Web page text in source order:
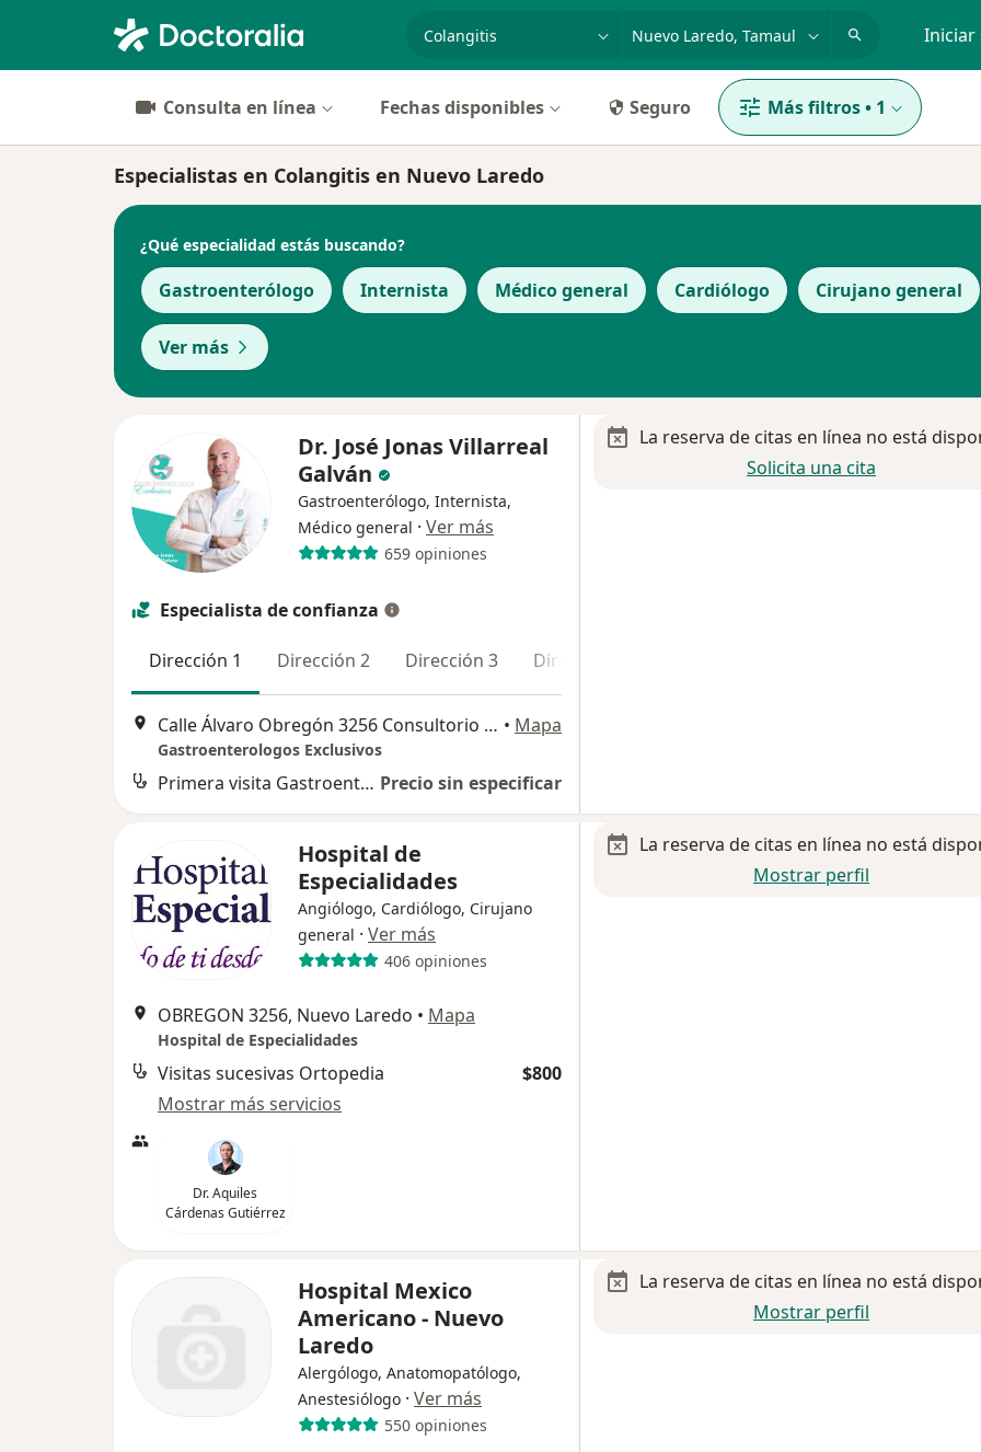
Iniciar
Consulta en línea Fechas disponibles Seguro Más filtros• 1
Especialistas en Colangitis en Nuevo Laredo
¿Qué especialidad estás buscando?
Gastroenterólogo Internista Médico general Cardiólogo Cirujano general
Ver más
Dr. José Jonas Villarreal
Galván
Gastroenterólogo, Internista,
Médico general · Ver más
659 opiniones
Especialista de confianza
Dirección 1 Dirección 2 Dirección 3 Dirección 4
Calle Álvaro Obregón 3256 Consultorio 306, Nuevo Laredo • Mapa
Gastroenterologos Exclusivos
Primera visita Gastroenterología Precio sin especificar
La reserva de citas en línea no está
Solicita una cita
Hospital de
Especialidades
Angiólogo, Cardiólogo, Cirujano
general · Ver más
406 opiniones
OBREGON 3256, Nuevo Laredo • Mapa
Hospital de Especialidades
Visitas sucesivas Ortopedia
$800
Mostrar más servicios
Dr. Aquiles
Cárdenas Gutiérrez
La reserva de citas en línea no está
Mostrar perfil
Hospital Mexico
Americano - Nuevo
Laredo
Alergólogo, Anatomopatólogo,
Anestesiólogo · Ver más
550 opiniones
La reserva de citas en línea no está
Mostrar perfil